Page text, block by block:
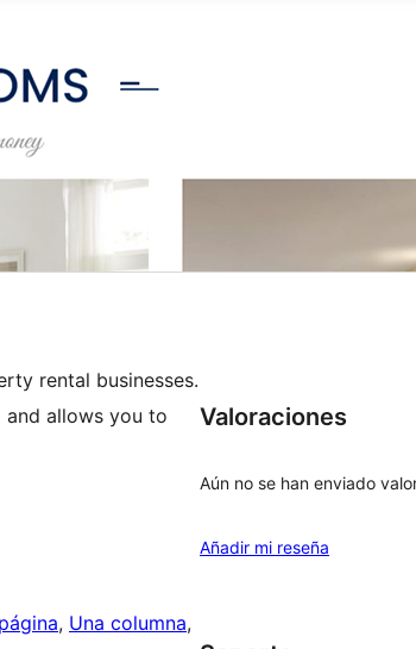
rental businesses.
and allows you to
, Una columna
Valoraciones
Aún no se han enviado
Añadir mi reseña